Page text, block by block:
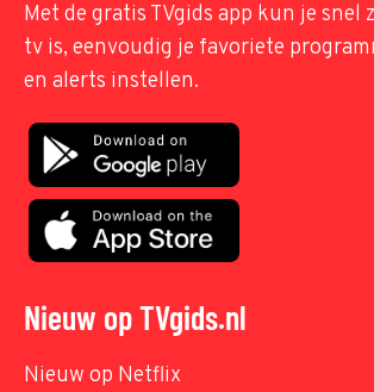
Met de gratis TVgids app kun je snel
tv is, eenvoudig je favoriete
en alerts instellen.
Nieuw op TVgids.nl
Nieuw op Netflix